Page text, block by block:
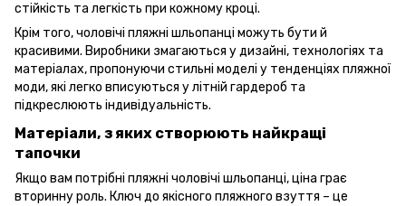
стійкість та легкість при кожному кроці.
Крім того, чоловічі пляжні шльопанці можуть бути й
красивими. Виробники змагаються у дизайні, технологіях та
матеріалах, пропонуючи стильні моделі у тенденціях пляжної
моди, які легко вписуються у літній гардероб та
підкреслюють індивідуальність.
Матеріали, з яких створюють найкращі
тапочки
Якщо вам потрібні пляжні чоловічі шльопанці, ціна грає
вторинну роль. Ключ до якісного пляжного взуття – це